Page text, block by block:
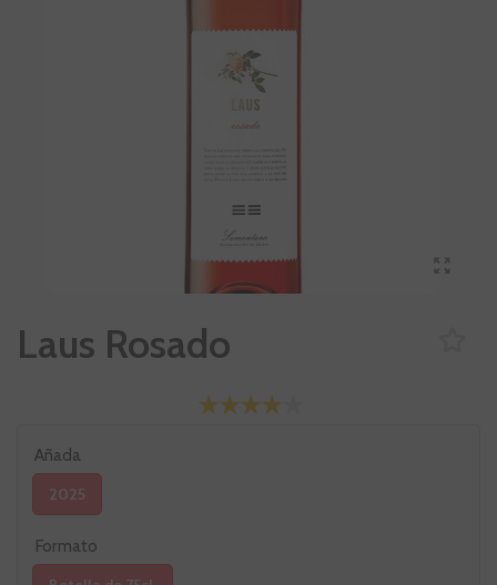
Laus Rosado
Añada
2025
Formato